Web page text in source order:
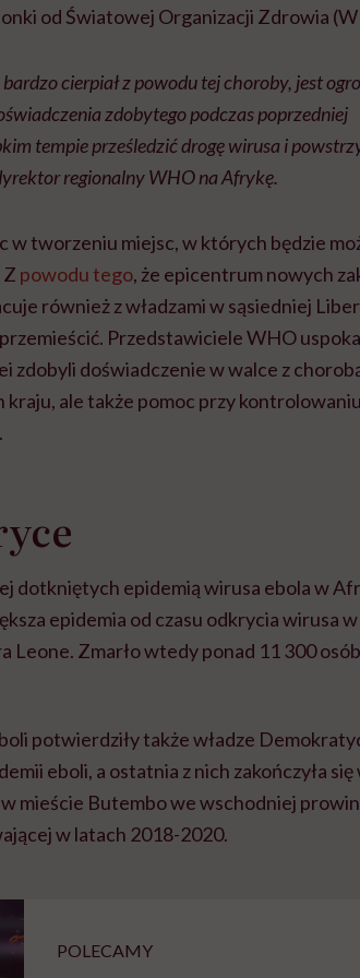
od Światowej Organizacji Zdrowia
cierpiał z powodu tej choroby, jest
zdobytego podczas poprzedniej
tempie prześledzić drogę wirusa i
regionalny WHO na Afrykę.
w tworzeniu miejsc, w których będzie
powodu tego, że epicentrum nowych
również z władzami w sąsiedniej
Przedstawiciele WHO
zdobyli doświadczenie w walce z
ale także pomoc przy kontrolowaniu
dotkniętych epidemią wirusa ebola w
epidemia od czasu odkrycia wirusa
Leone. Zmarło wtedy ponad 11 300
potwierdziły także władze
eboli, a ostatnia z nich zakończyła się
w mieście Butembo we wschodniej
w latach 2018-2020.
POLECAMY